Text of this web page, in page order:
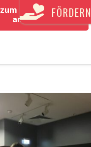
zum Newsletter
anmeldenFÖRDERN